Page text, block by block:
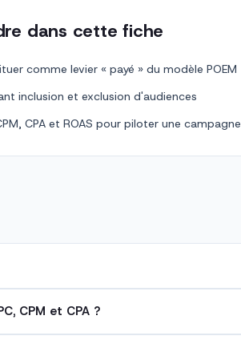
dans cette fiche
comme levier « payé » du modèle POEM
inclusion et exclusion d'audiences
CPA et ROAS pour piloter une campagne
CPM et CPA ?